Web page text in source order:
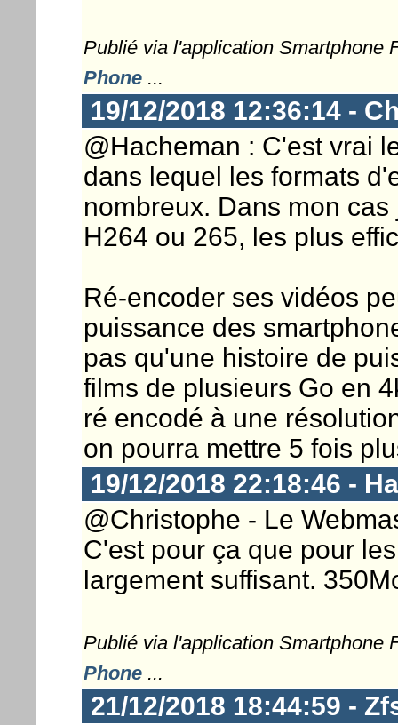
Publié via l'application Smartphone
Phone...
19/12/2018 12:36:14 -
@Hacheman : C'est vrai
dans lequel les formats
nombreux. Dans mon
H264 ou 265, les plus
Ré-encoder ses vidéos
puissance des
pas qu'une histoire de
films de plusieurs Go en
ré encodé à une
on pourra mettre 5 fois
19/12/2018 22:18:46 -
@Christophe - Le
C'est pour ça que pour
largement suffisant.
Publié via l'application Smartphone
Phone...
21/12/2018 18:44:59 -